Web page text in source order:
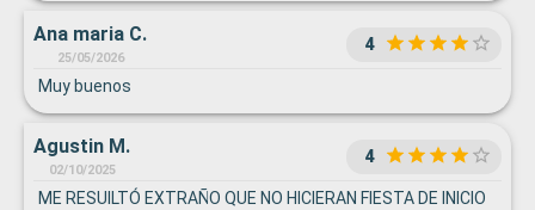
Ana maria C.
25/05/2026
4
Muy buenos
Agustin M.
02/10/2025
4
ME RESUILTÓ EXTRAÑO QUE NO HICIERAN FIESTA DE INICIO